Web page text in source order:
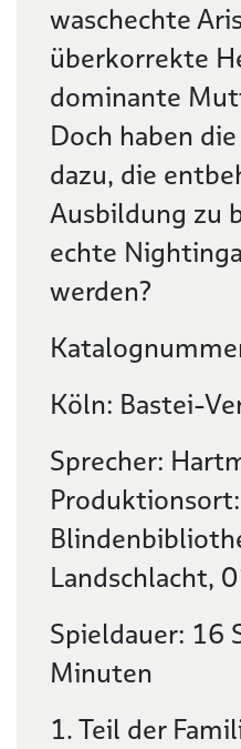
waschechte
überkorrekte
dominante
Doch haben
dazu, die
Ausbildung zu
echte
werden?
Köln: Bastei-
Sprecher:
Produktionsort:
Landschlacht,
Spieldauer: 16
Minuten
1. Teil der